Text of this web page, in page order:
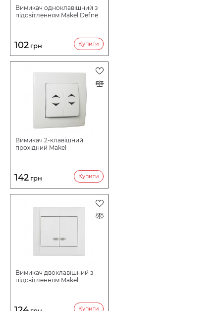
Вимикач одноклавішний з
підсвітленням Makel Defne
102 грн Купити
Вимикач 2-клавішний
прохідний Makel
142 грн Купити
Вимикач двоклавішний з
підсвітленням Makel
Купити